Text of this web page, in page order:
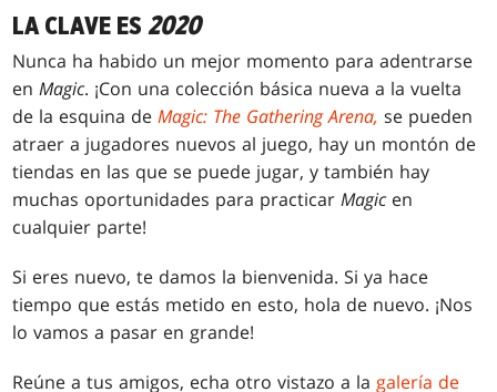
LA CLAVE ES 2020
Nunca ha habido un mejor momento para adentrarse
enMagic. ¡Con una colección básica nueva a la vuelta
de la esquina deMagic: The Gathering Arena, se pueden
atraer a jugadores nuevos al juego, hay un montón de
tiendas en las que se puede jugar, y también hay
muchas oportunidades para practicarMagic en
cualquier parte!
Si eres nuevo, te damos la bienvenida. Si ya hace
tiempo que estás metido en esto, hola de nuevo. ¡Nos
lo vamos a pasar en grande!
Reúne a tus amigos, echa otro vistazo a la galería de